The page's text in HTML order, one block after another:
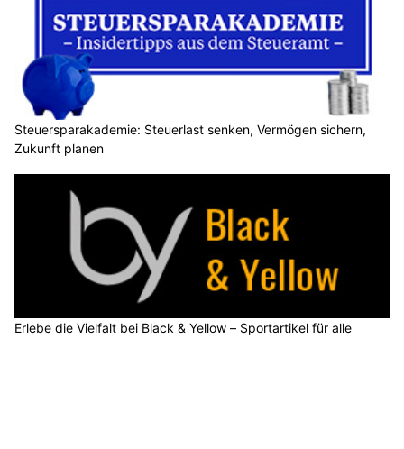
Steuersparakademie: Steuerlast senken, Vermögen sichern,
Zukunft planen
Erlebe die Vielfalt bei Black & Yellow – Sportartikel für alle